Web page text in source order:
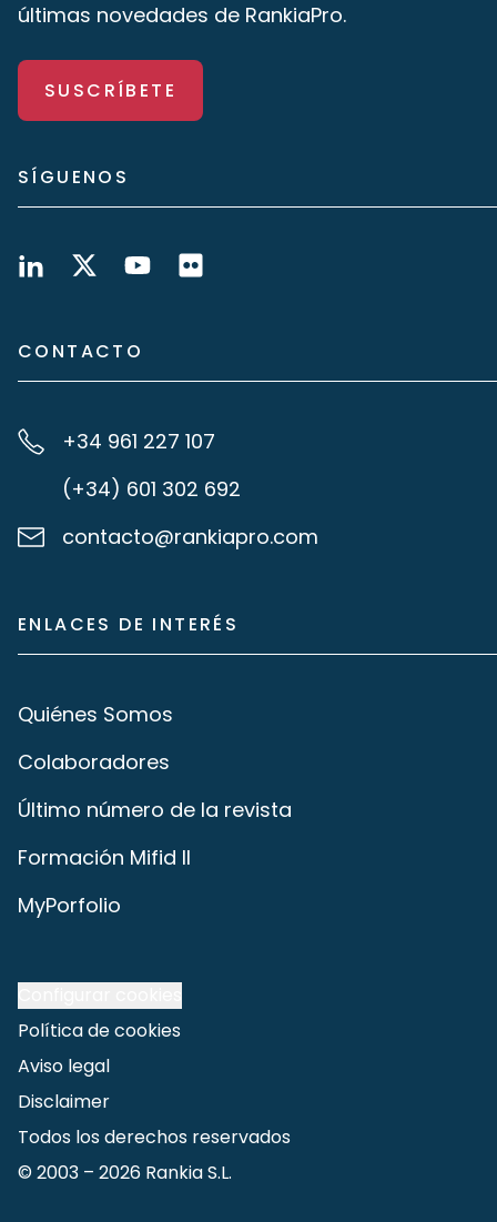
últimas novedades de RankiaPro.
SUSCRÍBETE
SÍGUENOS
CONTACTO
+34 961 227 107
(+34) 601 302 692
contacto@rankiapro.com
ENLACES DE INTERÉS
Quiénes Somos
Colaboradores
Último número de la revista
Formación Mifid II
MyPorfolio
Política de cookies
Aviso legal
Disclaimer
Todos los derechos reservados
© 2003 – 2026 Rankia S.L.